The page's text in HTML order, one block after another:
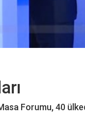
Forumu, 40